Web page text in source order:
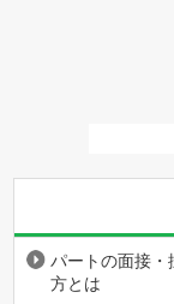
パートの面接・
方とは